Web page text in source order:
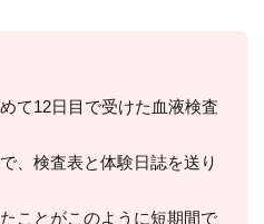
て12日目で受けた血液検査
、検査表と体験日誌を送り
ことがこのように短期間で